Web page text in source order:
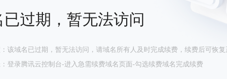
已过期，暂无法访问
该域名已过期，暂无法访问，请域名所有人及时完成续费，续费后可恢复
登录腾讯云控制台-进入急需续费域名页面-勾选续费域名完成续费